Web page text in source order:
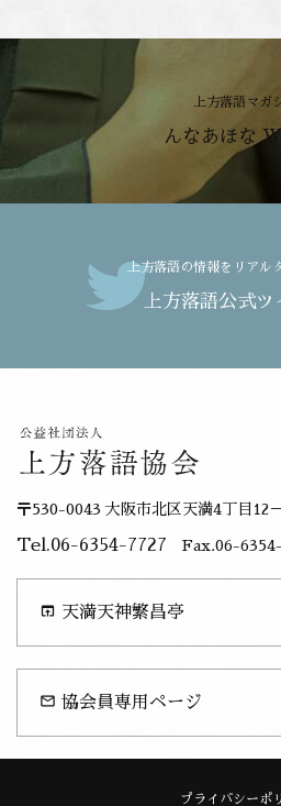
上方落語マガ
んなあほな
上方落語の情報をリアル
上方落語公式ツ
〒530-0043 大阪市北区天満4丁目12
Tel.06-6354-7727 Fax.06-
open_in_browser 天満天神繁昌亭
mail_outline 協会員専用ページ
プライバシーポ